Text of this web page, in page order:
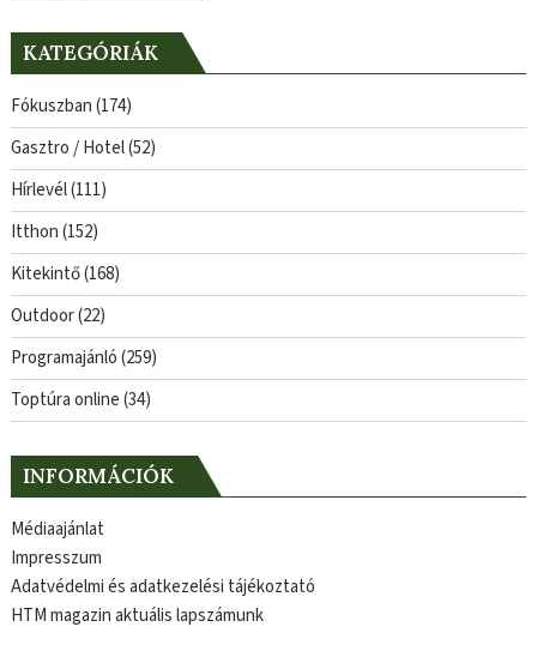
KATEGÓRIÁK
Fókuszban(174)
Gasztro / Hotel(52)
Hírlevél(111)
Itthon(152)
Kitekintő(168)
Outdoor(22)
Programajánló(259)
Toptúra online(34)
INFORMÁCIÓK
Médiaajánlat
Impresszum
Adatvédelmi és adatkezelési tájékoztató
HTM magazin aktuális lapszámunk